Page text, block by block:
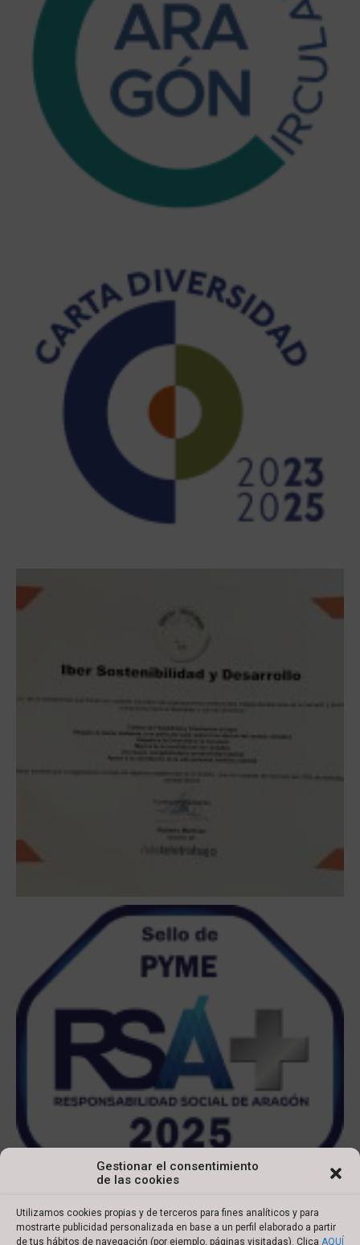
Gestionar el consentimiento
de las cookies
Utilizamos cookies propias y de terceros para fines analíticos y para
mostrarte publicidad personalizada en base a un perfil elaborado a partir
de tus hábitos de navegación (por ejemplo, páginas visitadas). Clica AQUÍ